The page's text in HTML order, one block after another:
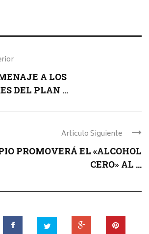
A LOS
DEL PLAN ...
Articulo Siguiente
PROMOVERÁ EL «ALCOHOL
CERO» AL ...